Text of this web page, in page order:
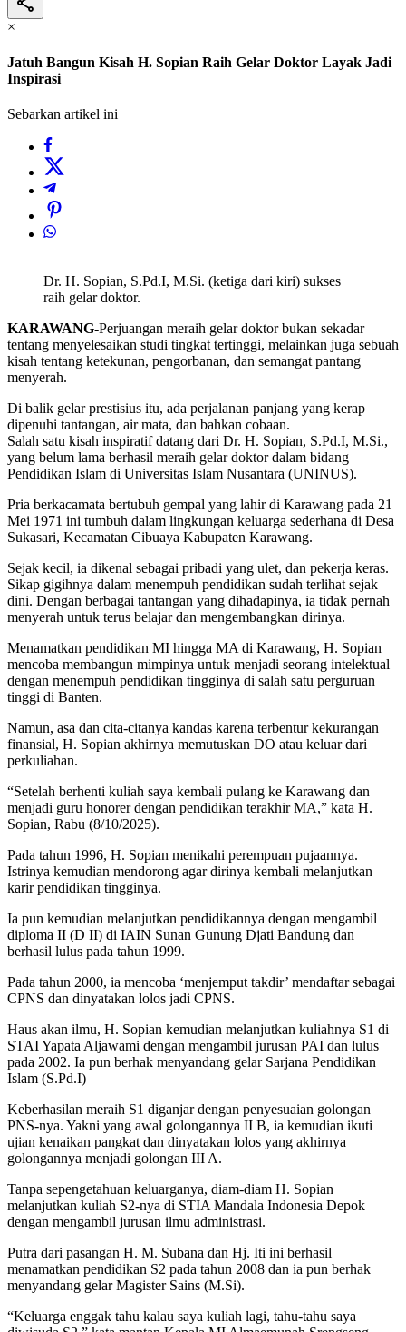
×
Jatuh Bangun Kisah H. Sopian Raih Gelar Doktor Layak Jadi
Inspirasi
Sebarkan artikel ini
Dr. H. Sopian, S.Pd.I, M.Si. (ketiga dari kiri) sukses
raih gelar doktor.
KARAWANG-Perjuangan meraih gelar doktor bukan sekadar
tentang menyelesaikan studi tingkat tertinggi, melainkan juga sebuah
kisah tentang ketekunan, pengorbanan, dan semangat pantang
menyerah.
Di balik gelar prestisius itu, ada perjalanan panjang yang kerap
dipenuhi tantangan, air mata, dan bahkan cobaan.
Salah satu kisah inspiratif datang dari Dr. H. Sopian, S.Pd.I, M.Si.,
yang belum lama berhasil meraih gelar doktor dalam bidang
Pendidikan Islam di Universitas Islam Nusantara (UNINUS).
Pria berkacamata bertubuh gempal yang lahir di Karawang pada 21
Mei 1971 ini tumbuh dalam lingkungan keluarga sederhana di Desa
Sukasari, Kecamatan Cibuaya Kabupaten Karawang.
Sejak kecil, ia dikenal sebagai pribadi yang ulet, dan pekerja keras.
Sikap gigihnya dalam menempuh pendidikan sudah terlihat sejak
dini. Dengan berbagai tantangan yang dihadapinya, ia tidak pernah
menyerah untuk terus belajar dan mengembangkan dirinya.
Menamatkan pendidikan MI hingga MA di Karawang, H. Sopian
mencoba membangun mimpinya untuk menjadi seorang intelektual
dengan menempuh pendidikan tingginya di salah satu perguruan
tinggi di Banten.
Namun, asa dan cita-citanya kandas karena terbentur kekurangan
finansial, H. Sopian akhirnya memutuskan DO atau keluar dari
perkuliahan.
“Setelah berhenti kuliah saya kembali pulang ke Karawang dan
menjadi guru honorer dengan pendidikan terakhir MA,” kata H.
Sopian, Rabu (8/10/2025).
Pada tahun 1996, H. Sopian menikahi perempuan pujaannya.
Istrinya kemudian mendorong agar dirinya kembali melanjutkan
karir pendidikan tingginya.
Ia pun kemudian melanjutkan pendidikannya dengan mengambil
diploma II (D II) di IAIN Sunan Gunung Djati Bandung dan
berhasil lulus pada tahun 1999.
Pada tahun 2000, ia mencoba ‘menjemput takdir’ mendaftar sebagai
CPNS dan dinyatakan lolos jadi CPNS.
Haus akan ilmu, H. Sopian kemudian melanjutkan kuliahnya S1 di
STAI Yapata Aljawami dengan mengambil jurusan PAI dan lulus
pada 2002. Ia pun berhak menyandang gelar Sarjana Pendidikan
Islam (S.Pd.I)
Keberhasilan meraih S1 diganjar dengan penyesuaian golongan
PNS-nya. Yakni yang awal golongannya II B, ia kemudian ikuti
ujian kenaikan pangkat dan dinyatakan lolos yang akhirnya
golongannya menjadi golongan III A.
Tanpa sepengetahuan keluarganya, diam-diam H. Sopian
melanjutkan kuliah S2-nya di STIA Mandala Indonesia Depok
dengan mengambil jurusan ilmu administrasi.
Putra dari pasangan H. M. Subana dan Hj. Iti ini berhasil
menamatkan pendidikan S2 pada tahun 2008 dan ia pun berhak
menyandang gelar Magister Sains (M.Si).
“Keluarga enggak tahu kalau saya kuliah lagi, tahu-tahu saya